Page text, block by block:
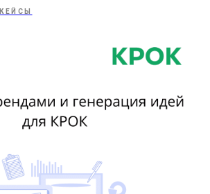
КЕЙСЫ